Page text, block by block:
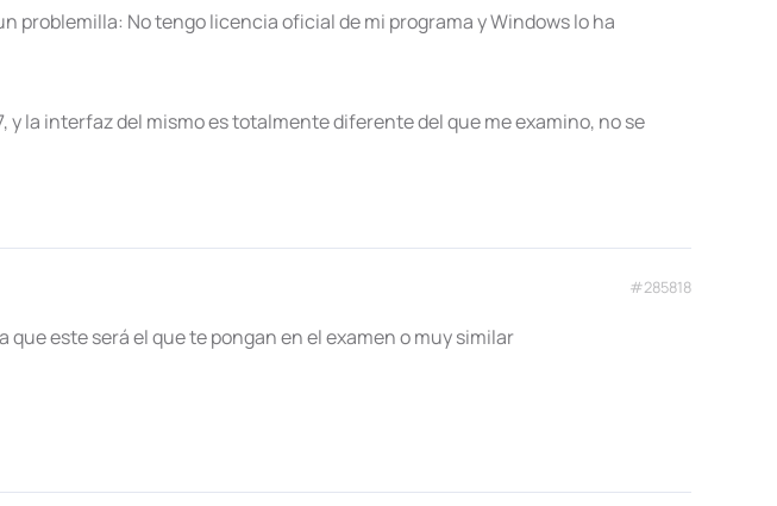
problemilla: No tengo licencia oficial de mi programa y Windows lo ha
la interfaz del mismo es totalmente diferente del que me examino, no se
#285818
este será el que te pongan en el examen o muy similar